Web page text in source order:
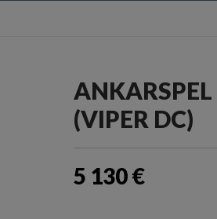
(VIPER DC)
5 130 €